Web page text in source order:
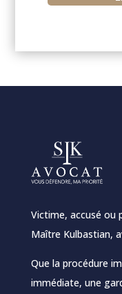
Victime, accusé ou
Maître Kulbastian,
Que la procédure
immédiate, une